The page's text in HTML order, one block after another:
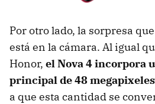
Por otro lado, la sorpresa
está en la cámara. Al igual
Honor, el Nova 4 incorpora
principal de 48 megapixeles
a que esta cantidad se